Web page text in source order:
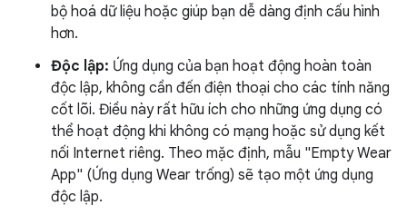
bộ hoá dữ liệu hoặc giúp bạn dễ dàng định cấu hình
hơn.
Độc lập: Ứng dụng của bạn hoạt động hoàn toàn
độc lập, không cần đến điện thoại cho các tính năng
cốt lõi. Điều này rất hữu ích cho những ứng dụng có
thể hoạt động khi không có mạng hoặc sử dụng kết
nối Internet riêng. Theo mặc định, mẫu "Empty Wear
App" (Ứng dụng Wear trống) sẽ tạo một ứng dụng
độc lập.